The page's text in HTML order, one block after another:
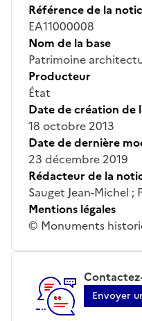
Référence de la
EA11000008
Nom de la base
Patrimoine
Producteur
État
Date de création de
18 octobre 2013
Date de dernière
23 décembre 2019
Rédacteur de la
Sauget Jean-Michel ;
Mentions légales
© Monuments
Envoyer